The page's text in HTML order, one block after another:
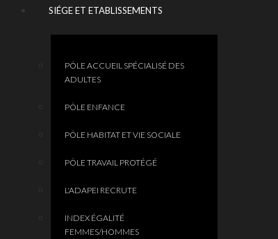
SIÉGE ET ETABLISSEMENTS
PÔLE ACCUEIL SPÉCIALISÉ DES
ADULTES
PÔLE ENFANCE
PÔLE HABITAT ET VIE SOCIALE
PÔLE TRAVAIL PROTÉGÉ
L'ADAPEI RECRUTE
INDEX ÉGALITÉ
FEMMES/HOMMES